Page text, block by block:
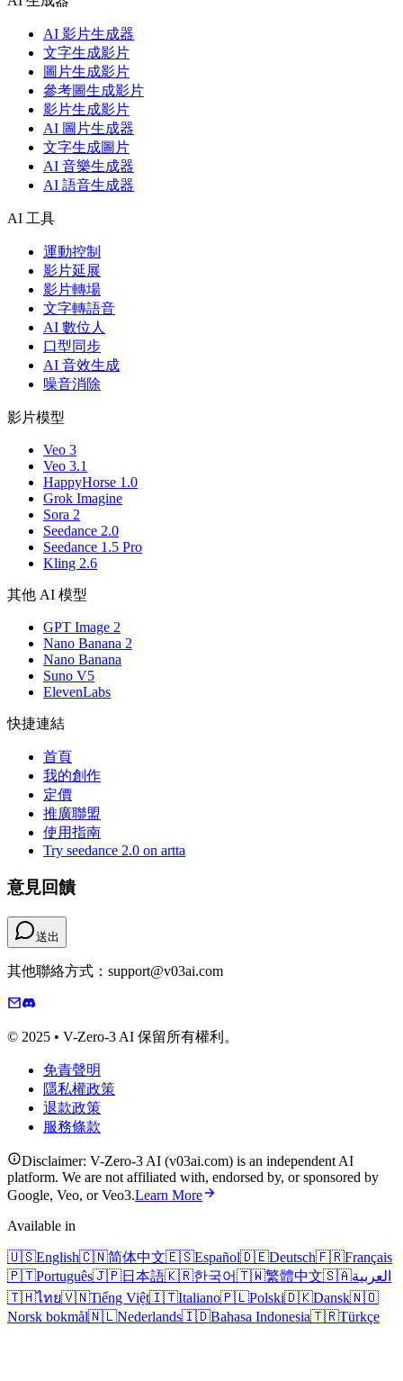
AI 影片生成器
文字生成影片
圖片生成影片
參考圖生成影片
影片生成影片
AI 圖片生成器
文字生成圖片
AI 音樂生成器
AI 語音生成器
AI 工具
運動控制
影片延展
影片轉場
文字轉語音
AI 數位人
口型同步
AI 音效生成
噪音消除
影片模型
Veo 3
Veo 3.1
HappyHorse 1.0
Grok Imagine
Sora 2
Seedance 2.0
Seedance 1.5 Pro
Kling 2.6
其他 AI 模型
GPT Image 2
Nano Banana 2
Nano Banana
Suno V5
ElevenLabs
快捷連結
首頁
我的創作
定價
推廣聯盟
使用指南
Try seedance 2.0 on artta
意見回饋
送出
其他聯絡方式：support@v03ai.com
© 2025 • V-Zero-3 AI 保留所有權利。
免責聲明
隱私權政策
退款政策
服務條款
Disclaimer: V-Zero-3 AI (v03ai.com) is an independent AI
platform. We are not affiliated with, endorsed by, or sponsored by
Google, Veo, or Veo3.Learn More
Available in
🇺🇸English🇨🇳简体中文🇪🇸Español🇩🇪Deutsch🇫🇷Français
🇵🇹Português🇯🇵日本語🇰🇷한국어🇹🇼繁體中文🇸🇦العربية
🇹🇭ไทย🇻🇳Tiếng Việt🇮🇹Italiano🇵🇱Polski🇩🇰Dansk🇳🇴
Norsk bokmål🇳🇱Nederlands🇮🇩Bahasa Indonesia🇹🇷Türkçe